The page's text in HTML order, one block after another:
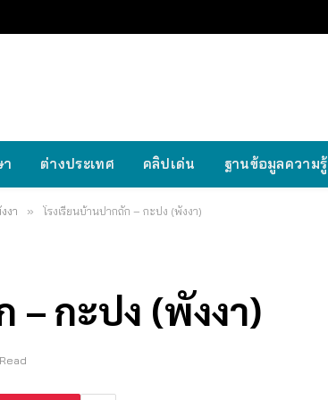
ต่างประเทศ คลิปเด่น ฐานข้อมูลความรู้
งา » โรงเรียนบ้านปากถัก – กะปง (พังงา)
– กะปง (พังงา)